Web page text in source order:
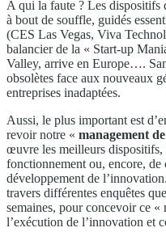
A qui la faute ? Les dispositifs
à bout de souffle, guidés
(CES Las Vegas, Viva
balancier de la « Start-up
Valley, arrive en Europe….
obsolètes face aux nouveaux
entreprises inadaptées.
Aussi, le plus important est
revoir notre « management
œuvre les meilleurs dispositifs,
fonctionnement ou, encore, de
développement de
travers différentes enquêtes
semaines, pour concevoir ce «
l’exécution de l’innovation et